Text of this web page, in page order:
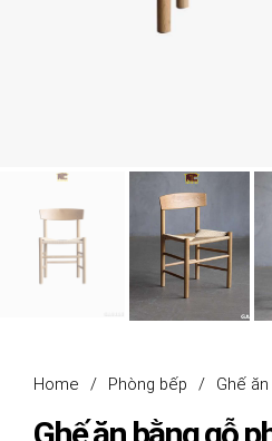
Home / Phòng bếp / Ghế ăn